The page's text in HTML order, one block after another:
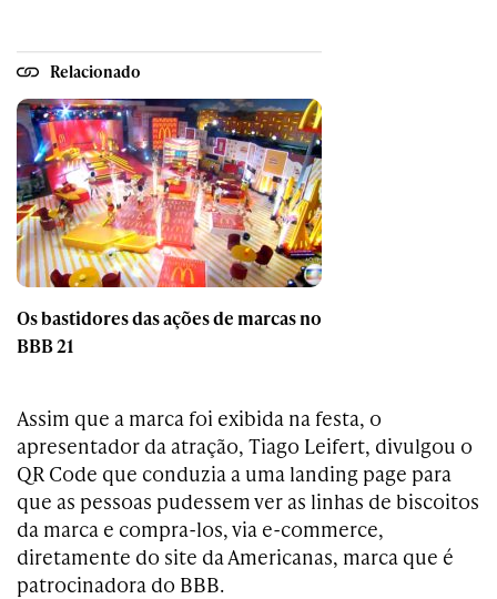
Relacionado
Os bastidores das ações de marcas no
BBB 21
Assim que a marca foi exibida na festa, o
apresentador da atração, Tiago Leifert, divulgou o
QR Code que conduzia a uma landing page para
que as pessoas pudessem ver as linhas de biscoitos
da marca e compra-los, via e-commerce,
diretamente do site da Americanas, marca que é
patrocinadora do BBB.